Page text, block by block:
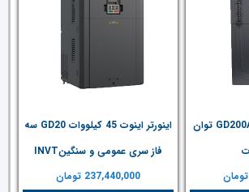
اینورتر سه فاز اینوت GD200A توان
تومان
اینورتر اینوت 45 کیلووات GD20 سه
فاز سری عمومی و سنگینINVT
237,440,000 تومان